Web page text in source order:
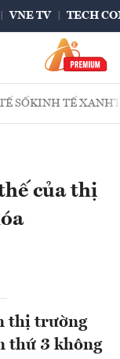
VNE TV TECH
SỐKINH TẾ XANH
của thị
thị trường
thứ 3 không